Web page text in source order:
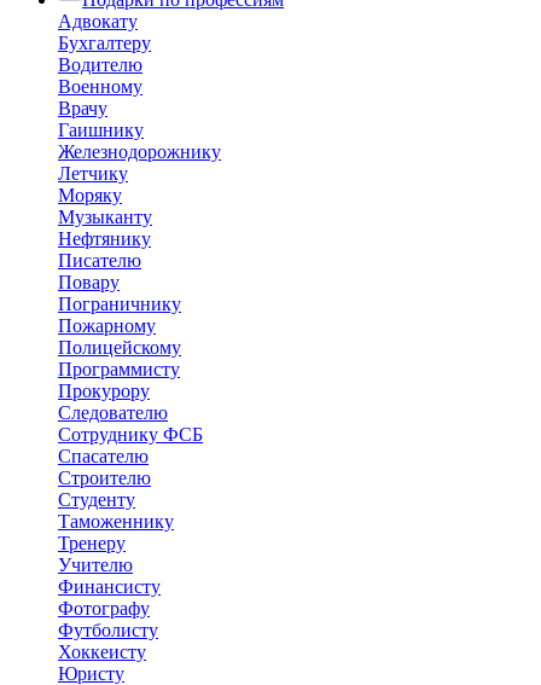
Адвокату
Бухгалтеру
Водителю
Военному
Врачу
Гаишнику
Железнодорожнику
Летчику
Моряку
Музыканту
Нефтянику
Писателю
Повару
Пограничнику
Пожарному
Полицейскому
Программисту
Прокурору
Следователю
Сотруднику ФСБ
Спасателю
Строителю
Студенту
Таможеннику
Тренеру
Учителю
Финансисту
Фотографу
Футболисту
Хоккеисту
Юристу